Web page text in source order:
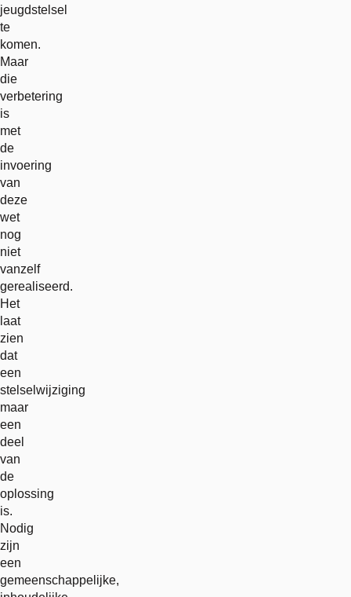
jeugdstelsel
te
komen.
Maar
die
verbetering
is
met
de
invoering
van
deze
wet
nog
niet
vanzelf
gerealiseerd.
Het
laat
zien
dat
een
stelselwijziging
maar
een
deel
van
de
oplossing
is.
Nodig
zijn
een
gemeenschappelijke,